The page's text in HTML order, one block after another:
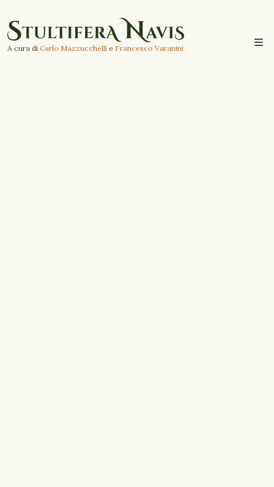
A cura di Carlo Mazzucchelli e Francesco Varanini